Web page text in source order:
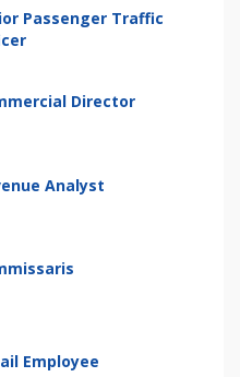
Passenger Traffic
Director
Analyst
Employee